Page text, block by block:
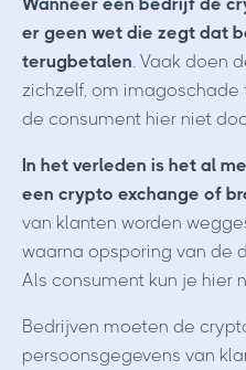
er geen wet die zegt dat
terugbetalen . Vaak doen
zichzelf, om imagoschade
de consument hier niet
In het verleden is het al
een crypto exchange of
van klanten worden
waarna opsporing van de
Als consument kun je hier
Bedrijven moeten de
persoonsgegevens van